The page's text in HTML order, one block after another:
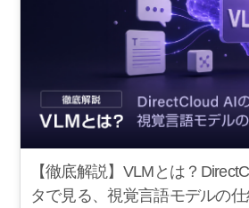
【徹底解説】VLMとは？
タで見る、視覚言語モデルの